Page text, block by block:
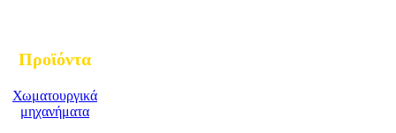
Προϊόντα
Χωματουργικά
μηχανήματα